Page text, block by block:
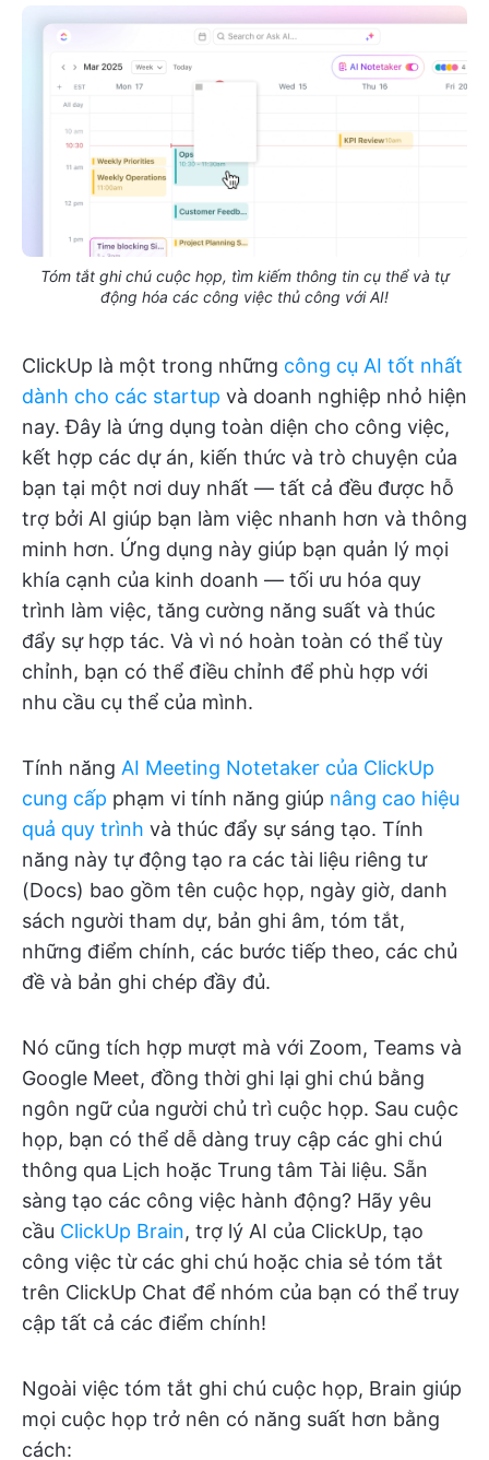
Tóm tắt ghi chú cuộc họp, tìm kiếm thông tin cụ thể và tự
động hóa các công việc thủ công với AI!
ClickUp là một trong những công cụ AI tốt nhất
dành cho các startup và doanh nghiệp nhỏ hiện
nay. Đây là ứng dụng toàn diện cho công việc,
kết hợp các dự án, kiến thức và trò chuyện của
bạn tại một nơi duy nhất — tất cả đều được hỗ
trợ bởi AI giúp bạn làm việc nhanh hơn và thông
minh hơn. Ứng dụng này giúp bạn quản lý mọi
khía cạnh của kinh doanh — tối ưu hóa quy
trình làm việc, tăng cường năng suất và thúc
đẩy sự hợp tác. Và vì nó hoàn toàn có thể tùy
chỉnh, bạn có thể điều chỉnh để phù hợp với
nhu cầu cụ thể của mình.
Tính năng AI Meeting Notetaker của ClickUp
cung cấp phạm vi tính năng giúp nâng cao hiệu
quả quy trình và thúc đẩy sự sáng tạo. Tính
năng này tự động tạo ra các tài liệu riêng tư
(Docs) bao gồm tên cuộc họp, ngày giờ, danh
sách người tham dự, bản ghi âm, tóm tắt,
những điểm chính, các bước tiếp theo, các chủ
đề và bản ghi chép đầy đủ.
Nó cũng tích hợp mượt mà với Zoom, Teams và
Google Meet, đồng thời ghi lại ghi chú bằng
ngôn ngữ của người chủ trì cuộc họp. Sau cuộc
họp, bạn có thể dễ dàng truy cập các ghi chú
thông qua Lịch hoặc Trung tâm Tài liệu. Sẵn
sàng tạo các công việc hành động? Hãy yêu
cầu ClickUp Brain, trợ lý AI của ClickUp, tạo
công việc từ các ghi chú hoặc chia sẻ tóm tắt
trên ClickUp Chat để nhóm của bạn có thể truy
cập tất cả các điểm chính!
Ngoài việc tóm tắt ghi chú cuộc họp, Brain giúp
mọi cuộc họp trở nên có năng suất hơn bằng
cách: